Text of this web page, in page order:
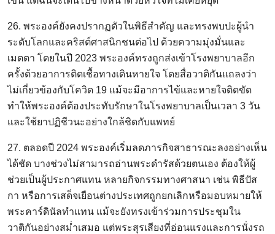
26. พระองค์ยังคงปรากฏตัวในพิธีสำคัญ และทรงพบปะผู้นำ
ระดับโลกและคริสต์ศาสนิกชนต่อไป ด้วยความมุ่งมั่นและ
เมตตา โดยในปี 2023 พระองค์ทรงถูกส่งเข้าโรงพยาบาลอีก
ครั้งด้วยอาการติดเชื้อทางเดินหายใจ โดยสื่อวาติกันแถลงว่า
ไม่เกี่ยวข้องกับโควิด 19 แม้จะมีอาการไข้และหายใจติดขัด
ทำให้พระองค์ต้องประทับรักษาในโรงพยาบาลเป็นเวลา 3 วัน
และใช้ยาปฏิชีวนะอย่างใกล้ชิดกับแพทย์
27. ตลอดปี 2024 พระองค์เริ่มลดภารกิจสาธารณะลงอย่างเห็น
ได้ชัด บางช่วงไม่สามารถอ่านพระดำรัสด้วยตนเอง ต้องให้ผู้
ช่วยเป็นผู้ประกาศแทน หลายกิจกรรมทางศาสนา เช่น พิธีปัส
กา หรือการเสด็จเยือนต่างประเทศถูกยกเลิกหรือมอบหมายให้
พระคาร์ดินัลทำแทน แม้จะยังทรงเข้าร่วมการประชุมใน
วาติกันอย่างสม่ำเสมอ แต่พระสุรเสียงที่อ่อนแรงและการนั่งรถ